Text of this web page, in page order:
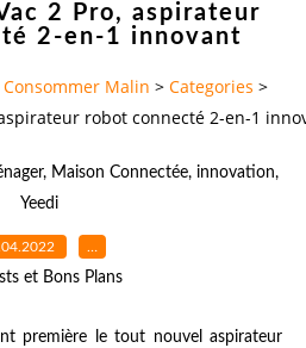
2 Pro, aspirateur
2-en-1 innovant
Malin > Categories >
robot connecté 2-en-1
, Maison Connectée, innovation,
Yeedi
…
et Bons Plans
première le tout nouvel aspirateur